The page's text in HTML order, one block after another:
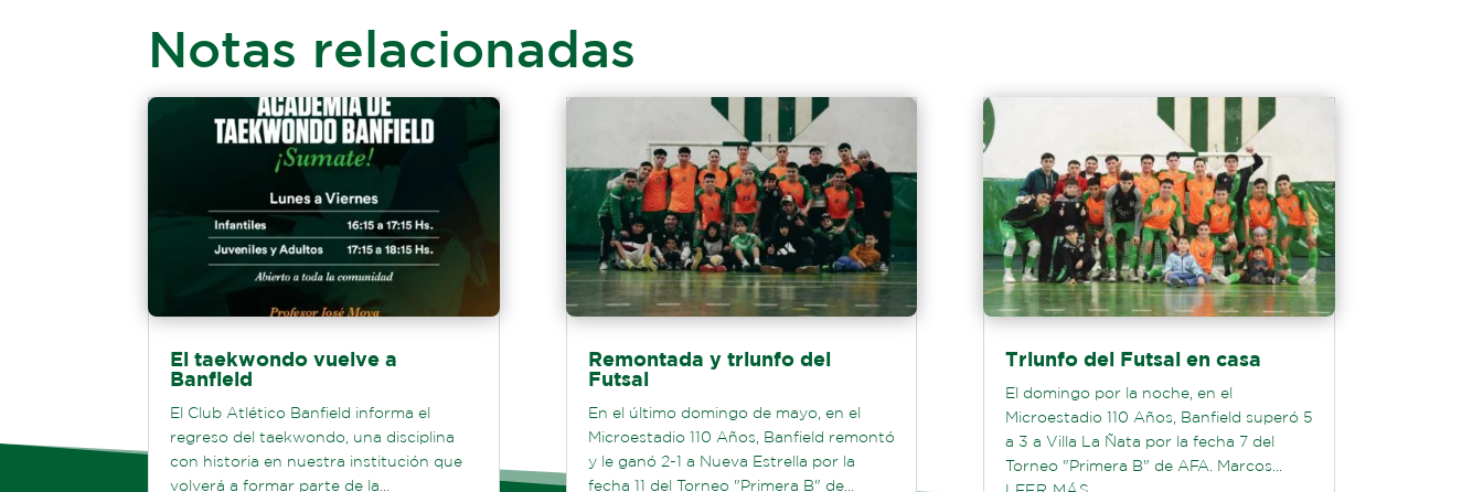
Notas relacionadas
El taekwondo vuelve a
Banfield
El Club Atlético Banfield informa el
regreso del taekwondo, una disciplina
con historia en nuestra institución que
volverá a formar parte de la...
Remontada y triunfo del
Futsal
En el último domingo de mayo, en el
Microestadio 110 Años, Banfield remontó
y le ganó 2-1 a Nueva Estrella por la
fecha 11 del Torneo "Primera B" de...
Triunfo del Futsal en casa
El domingo por la noche, en el
Microestadio 110 Años, Banfield superó 5
a 3 a Villa La Ñata por la fecha 7 del
Torneo "Primera B" de AFA. Marcos...